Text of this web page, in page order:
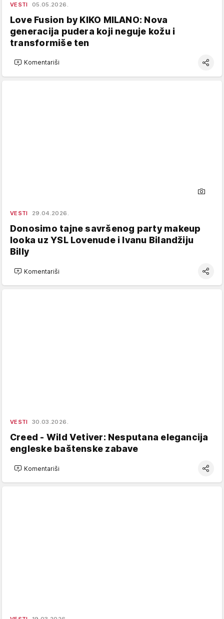
VESTI 05.05.2026.
Love Fusion by KIKO MILANO: Nova
generacija pudera koji neguje kožu i
transformiše ten
Komentariši
VESTI 29.04.2026.
Donosimo tajne savršenog party makeup
looka uz YSL Lovenude i Ivanu Bilandžiju
Billy
Komentariši
VESTI 30.03.2026.
Creed - Wild Vetiver: Nesputana elegancija
engleske baštenske zabave
Komentariši